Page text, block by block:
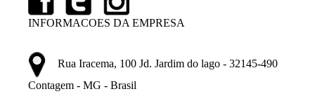
INFORMACOES DA EMPRESA
Rua Iracema, 100 Jd. Jardim do lago - 32145-490
Contagem - MG - Brasil